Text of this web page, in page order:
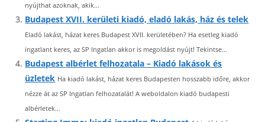
nyújthat azoknak, akik...
Budapest XVII. kerületi kiadó, eladó lakás, ház és telek
Eladó lakást, házat keres Budapest XVII. kerületében? Ha esetleg kiadó
ingatlant keres, az SP Ingatlan akkor is megoldást nyújt! Tekintse...
Budapest albérlet felhozatala – Kiadó lakások és
üzletek Ha kiadó lakást, házat keres Budapesten hosszabb időre, akkor
nézze át az SP Ingatlan felhozatalát! A weboldalon kiadó budapesti
albérletek...